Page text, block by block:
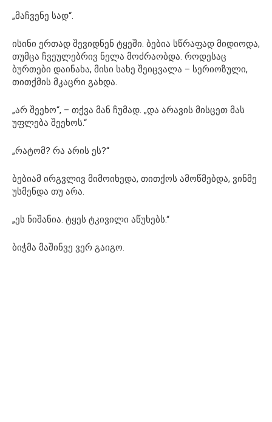
„მაჩვენე სად“.
ისინი ერთად შევიდნენ ტყეში. ბებია სწრაფად მიდიოდა,
თუმცა ჩვეულებრივ ნელა მოძრაობდა. როდესაც
ბურთები დაინახა, მისი სახე შეიცვალა – სერიოზული,
თითქმის მკაცრი გახდა.
„არ შეეხო“, – თქვა მან ჩუმად. „და არავის მისცეთ მას
უფლება შეეხოს.“
„რატომ? რა არის ეს?“
ბებიამ ირგვლივ მიმოიხედა, თითქოს ამოწმებდა, ვინმე
უსმენდა თუ არა.
„ეს ნიშანია. ტყეს ტკივილი აწუხებს.“
ბიჭმა მაშინვე ვერ გაიგო.